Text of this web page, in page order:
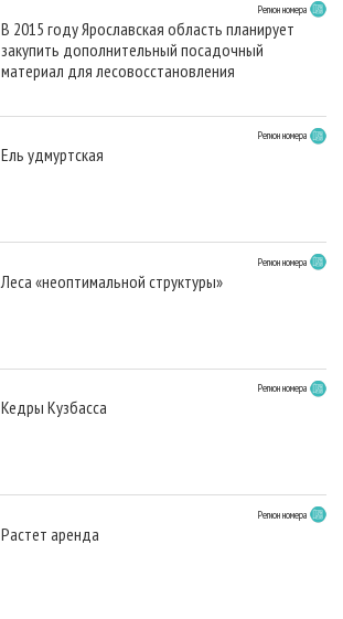
Регион номера
В 2015 году Ярославская область планирует
закупить дополнительный посадочный
материал для лесовосстановления
Регион номера
Ель удмуртская
Регион номера
Леса «неоптимальной структуры»
Регион номера
Кедры Кузбасса
Регион номера
Растет аренда